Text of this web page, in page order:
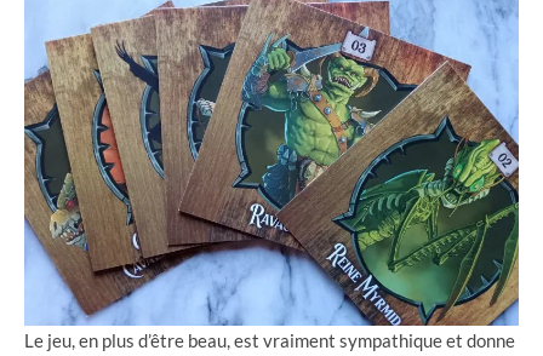
Le jeu, en plus d’être beau, est vraiment sympathique et donne